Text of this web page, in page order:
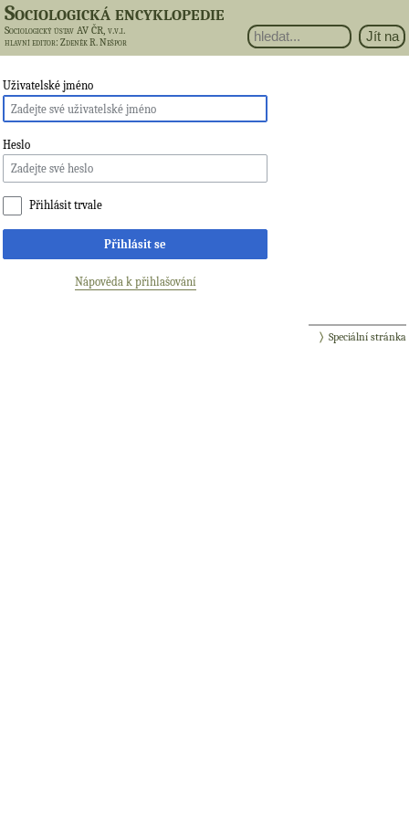
Sociologická encyklopedie
Sociologický ústav AV ČR, v.v.i.
hlavní editor: Zdeněk R. Nešpor
Uživatelské jméno
Heslo
Přihlásit trvale
Přihlásit se
Nápověda k přihlašování
Speciální stránka